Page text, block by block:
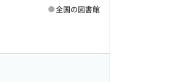
全国の図書館